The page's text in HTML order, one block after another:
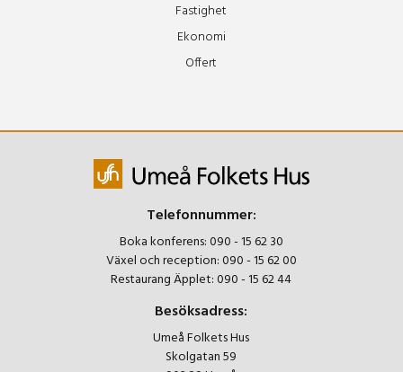
Fastighet
Ekonomi
Offert
Telefonnummer:
Boka konferens:090 - 15 62 30
Växel och reception:090 - 15 62 00
Restaurang Äpplet:090 - 15 62 44
Besöksadress:
Umeå Folkets Hus
Skolgatan 59